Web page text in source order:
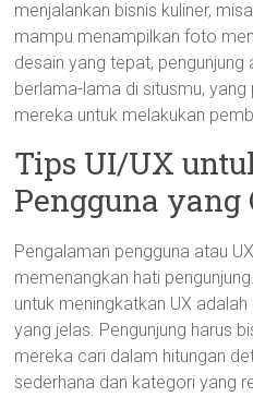
menjalankan bisnis kuliner,
mampu menampilkan foto
desain yang tepat,
berlama-lama di situsmu,
mereka untuk melakukan
Tips UI/UX
Pengguna
Pengalaman pengguna atau
memenangkan hati
untuk meningkatkan UX
yang jelas. Pengunjung harus
mereka cari dalam hitungan
sederhana dan kategori yang